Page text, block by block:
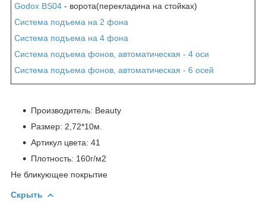
Godox BS04 - ворота(перекладина на стойках)
Система подъема на 2 фона
Система подъема на 4 фона
Система подъема фонов, автоматическая - 4 оси
Система подъема фонов, автоматическая - 6 осей
Производитель: Beauty
Размер: 2,72*10м.
Артикул цвета: 41
Плотность: 160г/м2
Не бликующее покрытие
Скрыть